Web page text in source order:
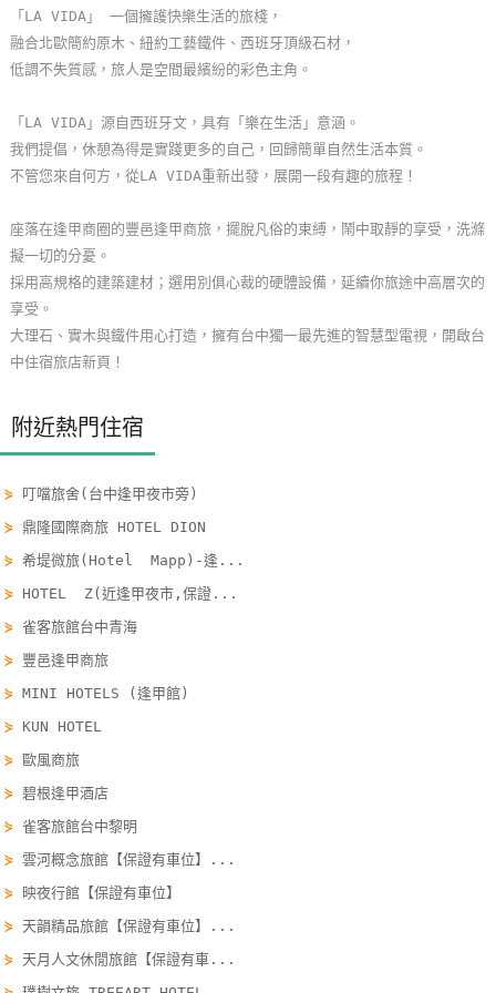
玩
樂
地
顧
客
務
顧
客
滿
度
訂
單
理
會
帳
戶
客
服
聯
絡
「LA VIDA」 一個擁護快樂生活的旅棧，
融合北歐簡約原木、紐約工藝鐵件、西班牙頂級石材，
低調不失質感，旅人是空間最繽紛的彩色主角。
「LA VIDA」源自西班牙文，具有「樂在生活」意涵。
我們提倡，休憩為得是實踐更多的自己，回歸簡單自然生活本質。
不管您來自何方，從LA VIDA重新出發，展開一段有趣的旅程！
座落在逢甲商圈的豐邑逢甲商旅，擺脫凡俗的束縛，鬧中取靜的享受，洗滌
擬一切的分憂。
採用高規格的建築建材；選用別俱心裁的硬體設備，延續你旅途中高層次的
享受。
大理石、實木與鐵件用心打造，擁有台中獨一最先進的智慧型電視，開啟台
中住宿旅店新頁！
附近熱門住宿
⋟ 叮噹旅舍(台中逢甲夜市旁)
⋟鼎隆國際商旅 HOTEL DION
⋟希堤微旅(Hotel Mapp)-逢...
⋟ HOTEL Z(近逢甲夜市,保證...
⋟雀客旅館台中青海
⋟ 豐邑逢甲商旅
⋟MINI HOTELS (逢甲館)
⋟ KUN HOTEL
⋟歐風商旅
⋟碧根逢甲酒店
⋟雀客旅館台中黎明
⋟雲河概念旅館【保證有車位】...
⋟
映夜行館【保證有車位】
⋟天韻精品旅館【保證有車位】...
⋟天月人文休閒旅館【保證有車...